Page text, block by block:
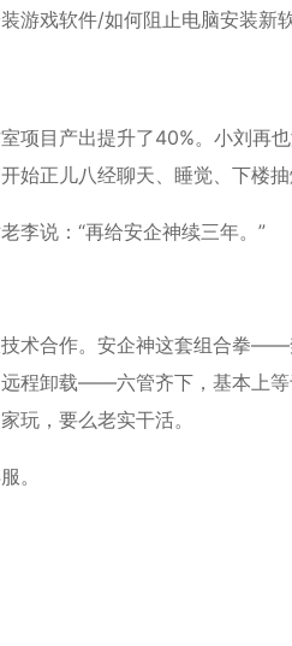
项目产出提升了40%。小刘再
始正儿八经聊天、睡觉、下楼抽
李说：“再给安企神续三年。”
术合作。安企神这套组合拳
程卸载——六管齐下，基本上等
玩，要么老实干活。
。